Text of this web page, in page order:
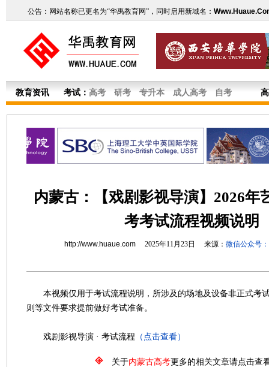
公告：网站名称已更名为“华禹教育网”，同时启用新域名：
教育资讯 考试： 高考 研考 专升本 成人高考 自考
内蒙古：【戏剧影视导演】2026年
考考试流程视频说明
http://www.huaue.com2025年11月23日 来源： 微信公众号
本视频仅用于考试流程说明，所涉及的场地及设备非正式考
则等文件要求提前做好考试准备。
戏剧影视导演 · 考试流程 （点击查看）
关于内蒙古高考更多的相关文章请点击查